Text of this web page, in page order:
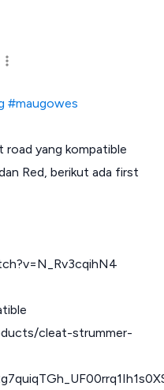
#maugowes
road yang kompatible
Red, berikut ada first
cleat-strummer-